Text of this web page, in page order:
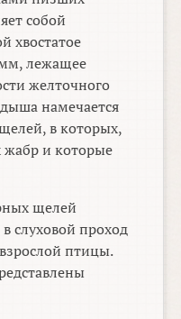
собой
хвостатое
лежащее
желточного
намечается
в которых,
жабр и которые
щелей
слуховой проход
птицы.